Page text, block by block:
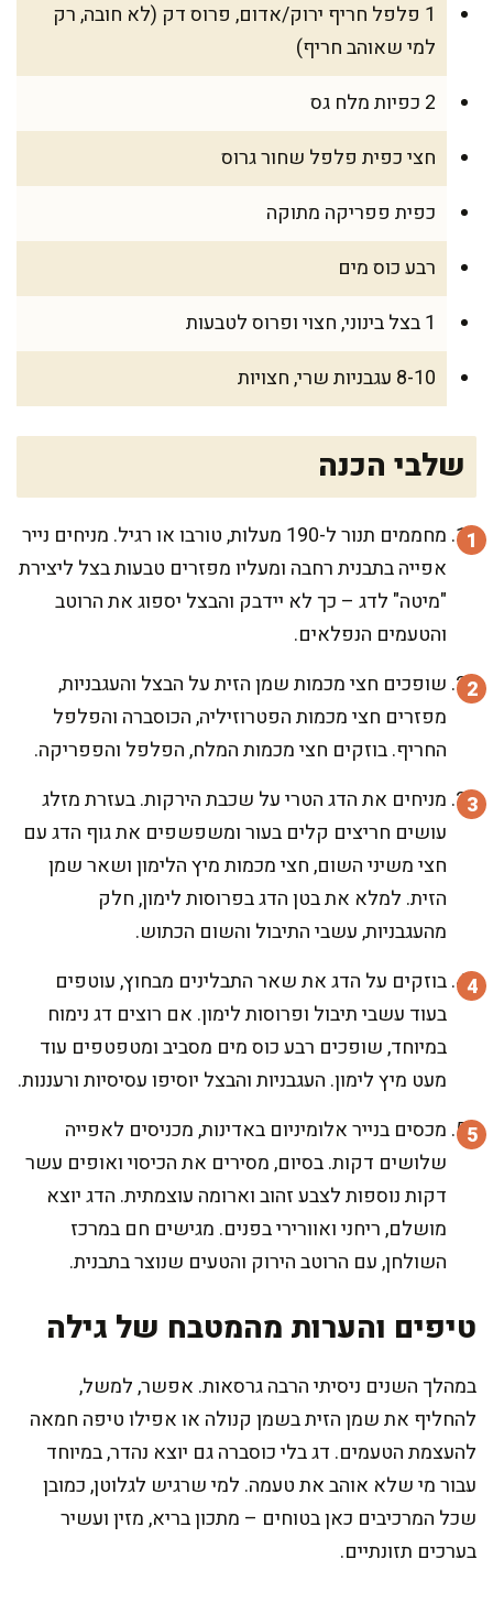
1 פלפל חריף ירוק/אדום, פרוס דק (לא חובה, רק
למי שאוהב חריף)
2 כפיות מלח גס
חצי כפית פלפל שחור גרוס
כפית פפריקה מתוקה
רבע כוס מים
1 בצל בינוני, חצוי ופרוס לטבעות
8-10 עגבניות שרי, חצויות
שלבי הכנה
מחממים תנור ל-190 מעלות, טורבו או רגיל. מניחים נייר
אפייה בתבנית רחבה ומעליו מפזרים טבעות בצל ליצירת
"מיטה" לדג – כך לא יידבק והבצל יספוג את הרוטב
והטעמים הנפלאים.
שופכים חצי מכמות שמן הזית על הבצל והעגבניות,
מפזרים חצי מכמות הפטרוזיליה, הכוסברה והפלפל
החריף. בוזקים חצי מכמות המלח, הפלפל והפפריקה.
מניחים את הדג הטרי על שכבת הירקות. בעזרת מזלג
עושים חריצים קלים בעור ומשפשפים את גוף הדג עם
חצי משיני השום, חצי מכמות מיץ הלימון ושאר שמן
הזית. למלא את בטן הדג בפרוסות לימון, חלק
מהעגבניות, עשבי התיבול והשום הכתוש.
בוזקים על הדג את שאר התבלינים מבחוץ, עוטפים
בעוד עשבי תיבול ופרוסות לימון. אם רוצים דג נימוח
במיוחד, שופכים רבע כוס מים מסביב ומטפטפים עוד
מעט מיץ לימון. העגבניות והבצל יוסיפו עסיסיות ורעננות.
מכסים בנייר אלומיניום באדינות, מכניסים לאפייה
שלושים דקות. בסיום, מסירים את הכיסוי ואופים עשר
דקות נוספות לצבע זהוב וארומה עוצמתית. הדג יוצא
מושלם, ריחני ואוורירי בפנים. מגישים חם במרכז
השולחן, עם הרוטב הירוק והטעים שנוצר בתבנית.
טיפים והערות מהמטבח של גילה
במהלך השנים ניסיתי הרבה גרסאות. אפשר, למשל,
להחליף את שמן הזית בשמן קנולה או אפילו טיפה חמאה
להעצמת הטעמים. דג בלי כוסברה גם יוצא נהדר, במיוחד
עבור מי שלא אוהב את טעמה. למי שרגיש לגלוטן, כמובן
שכל המרכיבים כאן בטוחים – מתכון בריא, מזין ועשיר
בערכים תזונתיים.